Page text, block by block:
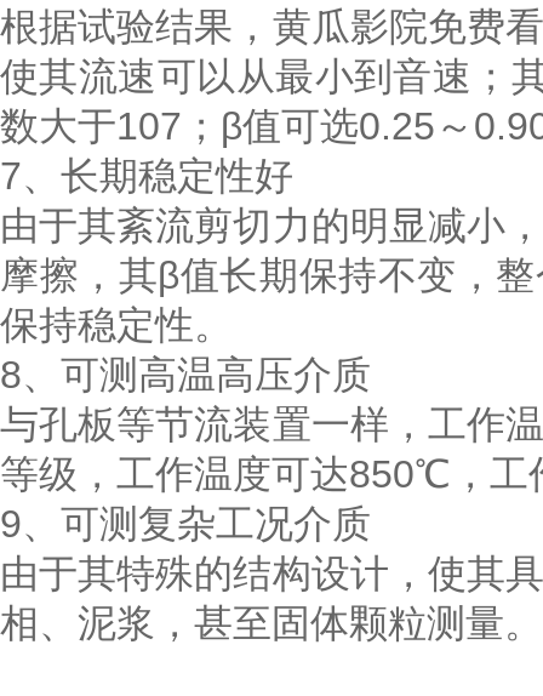
根据试验结果，黄瓜影院免费
使其流速可以从最小到音速；
数大于107；β值可选0.25～
7、长期稳定性好
由于其紊流剪切力的明显减小
摩擦，其β值长期保持不变，
保持稳定性。
8、可测高温高压介质
与孔板等节流装置一样，工作
等级，工作温度可达850℃，工
9、可测复杂工况介质
由于其特殊的结构设计，使其
相、泥浆，甚至固体颗粒测量